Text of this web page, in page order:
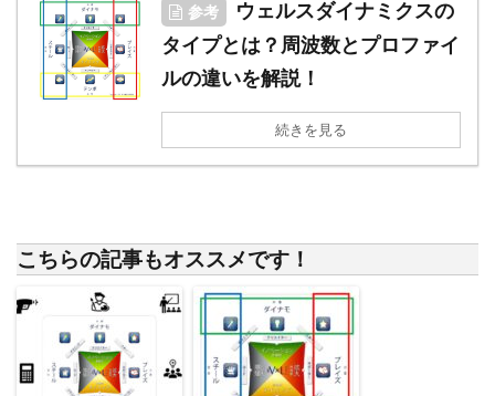
参考
ウェルスダイナミクスの
タイプとは？周波数とプロファイ
ルの違いを解説！
続きを見る
こちらの記事もオススメです！